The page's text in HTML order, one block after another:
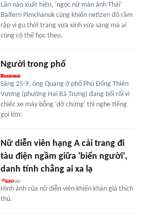
Lần nào xuất hiện, 'ngọc nữ màn ảnh Thái'
Baifern Pimchanok cũng khiến netizen đổ rầm
rập vì gu thời trang vừa xinh vừa sang mà ai
cũng có thể học theo.
Người trong phố
Sáng 25-9, ông Quang ở phố Phù Đổng Thiên
Vương (phường Hai Bà Trưng) đang bối rối vì
chiếc xe máy bỗng 'dở chứng' thì nghe tiếng
gọi lớn:
Nữ diễn viên hạng A cải trang đi
tàu điện ngầm giữa 'biển người',
danh tính chẳng ai xa lạ
Hình ảnh của nữ diễn viên khiến khán giả thích
thú.